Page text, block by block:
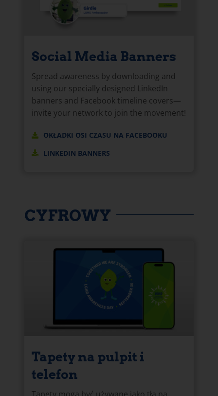
Social Media Banners
Spread awareness by downloading and
using our specially designed LinkedIn
banners and Facebook timeline covers—
invite your network to join the movement!
OKŁADKI OSI CZASU NA FACEBOOKU
LINKEDIN BANNERS
CYFROWY
Tapety na pulpit i
telefon